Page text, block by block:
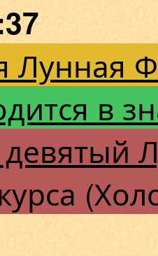
Лунная
в
девятый